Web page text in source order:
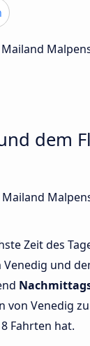
dem
Zeit des
Venedig und
von Venedig
Fahrten hat.